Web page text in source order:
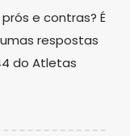
e contras? É
respostas
do Atletas